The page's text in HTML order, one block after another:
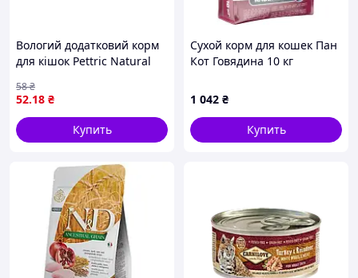
Вологий додатковий корм
для кішок Pettric Natural
качкою 80 г (CHT20032),
T88345C14
52.18 ₴
58₴
Купить
Сухой корм для кошек Пан
Кот Говядина 10 кг
1 042 ₴
Купить